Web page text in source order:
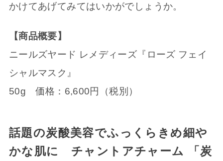
かけてあげてみてはいかがでしょうか。
【商品概要】
ニールズヤード レメディーズ『ローズ フェイ
シャルマスク』
50g 価格：6,600円（税別）
話題の炭酸美容でふっくらきめ細や
かな肌に チャントアチャーム 「炭